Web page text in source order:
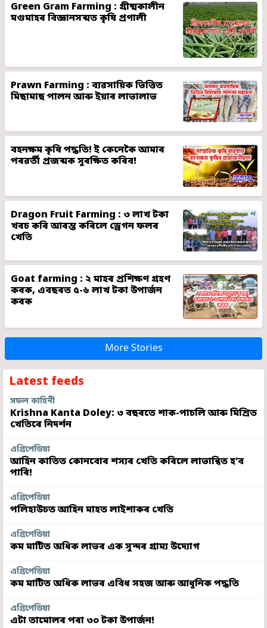
Green Gram Farming : গ্ৰীষ্মকালীন
মগুমাহৰ বিজ্ঞানসন্মত কৃষি প্ৰণালী
Prawn Farming : ব্যৱসায়িক ভিত্তিত
মিছামাছ পালন আৰু ইয়াৰ লাভালাভ
বহনক্ষম কৃষি পদ্ধতি! ই কেনেকৈ আমাৰ
পৰৱৰ্তী প্ৰজন্মক সুৰক্ষিত কৰিব!
Dragon Fruit Farming : ৩ লাখ টকা
খৰচ কৰি আৰম্ভ কৰিলে ড্ৰেগন ফলৰ
খেতি
Goat farming : ২ মাহৰ প্ৰশিক্ষণ গ্ৰহণ
কৰক, এবছৰত ৫-৬ লাখ টকা উপাৰ্জন
কৰক
More Stories
Latest feeds
সফল কাহিনী
Krishna Kanta Doley: ৩ বছৰতে শাক-পাচলি আৰু মিশ্ৰিত
খেতিৰে নিদৰ্শন
এগ্ৰিপেডিয়া
আহিন কাতিত কোনবোৰ শস্যৰ খেতি কৰিলে লাভান্বিত হ’ব
পাৰি!
এগ্ৰিপেডিয়া
পলিহাউচত আহিন মাহত লাইশাকৰ খেতি
এগ্ৰিপেডিয়া
কম মাটিত অধিক লাভৰ এক সুন্দৰ গ্ৰাম্য উদ্যোগ
এগ্ৰিপেডিয়া
কম মাটিত অধিক লাভৰ এবিধ সহজ আৰু আধুনিক পদ্ধতি
এগ্ৰিপেডিয়া
এটা তামোলৰ পৰা ৩০ টকা উপাৰ্জন!